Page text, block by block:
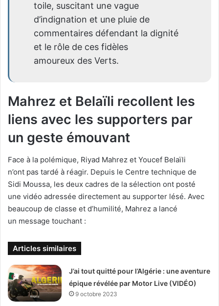
toile, suscitant une vague
d’indignation et une pluie de
commentaires défendant la dignité
et le rôle de ces fidèles
amoureux des Verts.
Mahrez et Belaïli recollent les
liens avec les supporters par
un geste émouvant
Face à la polémique, Riyad Mahrez et Youcef Belaïli
n’ont pas tardé à réagir. Depuis le Centre technique de
Sidi Moussa, les deux cadres de la sélection ont posté
une vidéo adressée directement au supporter lésé. Avec
beaucoup de classe et d’humilité, Mahrez a lancé
un message touchant :
Articles similaires
J’ai tout quitté pour l’Algérie : une aventure
épique révélée par Motor Live (VIDÉO)
9 octobre 2023